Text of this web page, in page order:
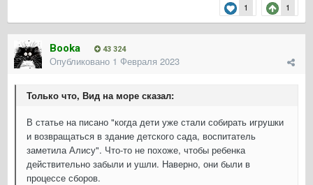
1 1
Booka 43 324
Опубликовано 1 Февраля 2023
Только что, Вид на море сказал:
В статье на писано "когда дети уже стали собирать игрушки
и возвращаться в здание детского сада, воспитатель
заметила Алису". Что-то не похоже, чтобы ребенка
действительно забыли и ушли. Наверно, они были в
процессе сборов.